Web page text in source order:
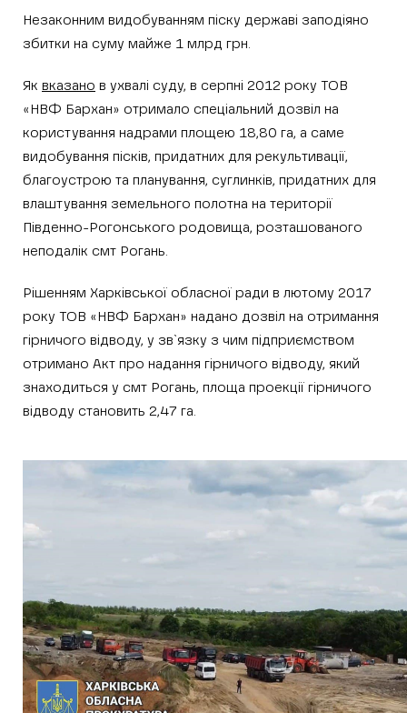
Незаконним видобуванням піску державі заподіяно
збитки на суму майже 1 млрд грн.
Як вказано в ухвалі суду, в серпні 2012 року ТОВ
«НВФ Бархан» отримало спеціальний дозвіл на
користування надрами площею 18,80 га, а саме
видобування пісків, придатних для рекультивації,
благоустрою та планування, суглинків, придатних для
влаштування земельного полотна на території
Південно-Рогонського родовища, розташованого
неподалік смт Рогань.
Рішенням Харківської обласної ради в лютому 2017
року ТОВ «НВФ Бархан» надано дозвіл на отримання
гірничого відводу, у зв`язку з чим підприємством
отримано Акт про надання гірничого відводу, який
знаходиться у смт Рогань, площа проекції гірничого
відводу становить 2,47 га.